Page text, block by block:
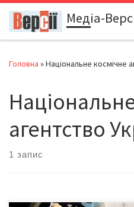
Перейти до вмісту
Медіа-
Головна »Національне космічне
агентство
1 запис